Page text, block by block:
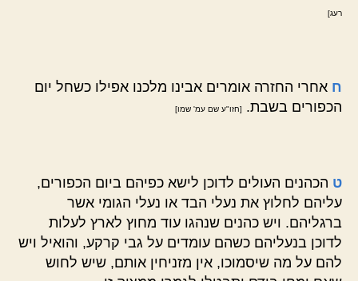
רעג]
ח אחרי החזרה אומרים אבינו מלכנו אפילו כשחל יום
הכפורים בשבת.
[חזו"ע שם עמ' שמו]
ט הכהנים העולים לדוכן לישא כפיהם ביום הכפורים,
עליהם לחלוץ את נעלי הבד או נעלי הגומי אשר
ברגליהם. ויש כהנים שנהגו עוד מחוץ לארץ לעלות
לדוכן בנעליהם כשהם עומדים על גבי קרקע, והואיל ויש
להם על מה שיסמוכו, אין מזניחין אותם, שיש לחוש